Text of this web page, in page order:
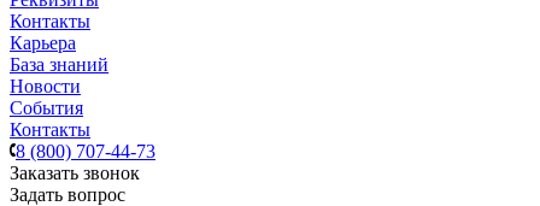
Контакты
Карьера
База знаний
Новости
События
Контакты
8 (800) 707-44-73
Заказать звонок
Задать вопрос